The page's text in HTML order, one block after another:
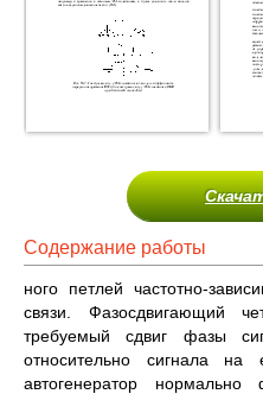
Содержание работы
ного петлей частотно-
связи. Фазосдвигающий
требуемый сдвиг фазы
относительно сигнала
автогенератор